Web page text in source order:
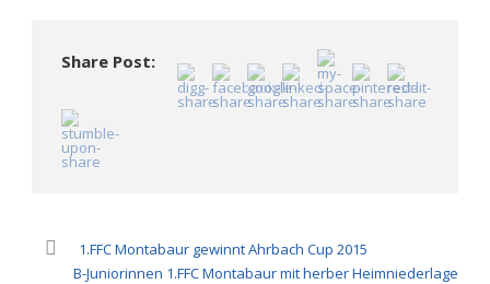
Fenster
geöffnet)
Fenster
geöffnet)
geöffnet)
Share Post:
1.FFC Montabaur gewinnt Ahrbach Cup 2015
B-Juniorinnen 1.FFC Montabaur mit herber Heimniederlage